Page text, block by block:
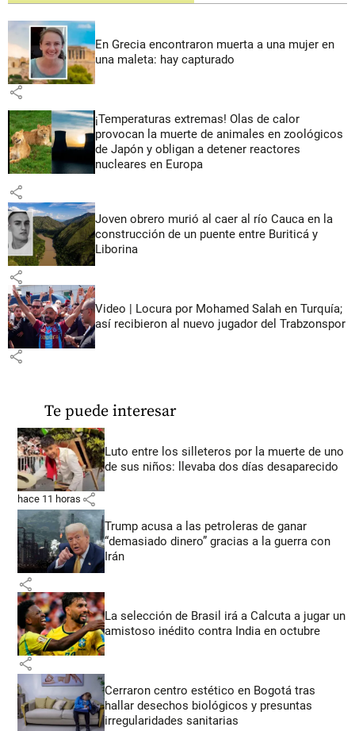
En Grecia encontraron muerta a una mujer en
una maleta: hay capturado
share
¡Temperaturas extremas! Olas de calor
provocan la muerte de animales en zoológicos
de Japón y obligan a detener reactores
nucleares en Europa
share
Joven obrero murió al caer al río Cauca en la
construcción de un puente entre Buriticá y
Liborina
share
Video | Locura por Mohamed Salah en Turquía;
así recibieron al nuevo jugador del Trabzonspor
share
Te puede interesar
Luto entre los silleteros por la muerte de uno
de sus niños: llevaba dos días desaparecido
hace 11 horas share
Trump acusa a las petroleras de ganar
“demasiado dinero” gracias a la guerra con
Irán
share
La selección de Brasil irá a Calcuta a jugar un
amistoso inédito contra India en octubre
share
Cerraron centro estético en Bogotá tras
hallar desechos biológicos y presuntas
irregularidades sanitarias